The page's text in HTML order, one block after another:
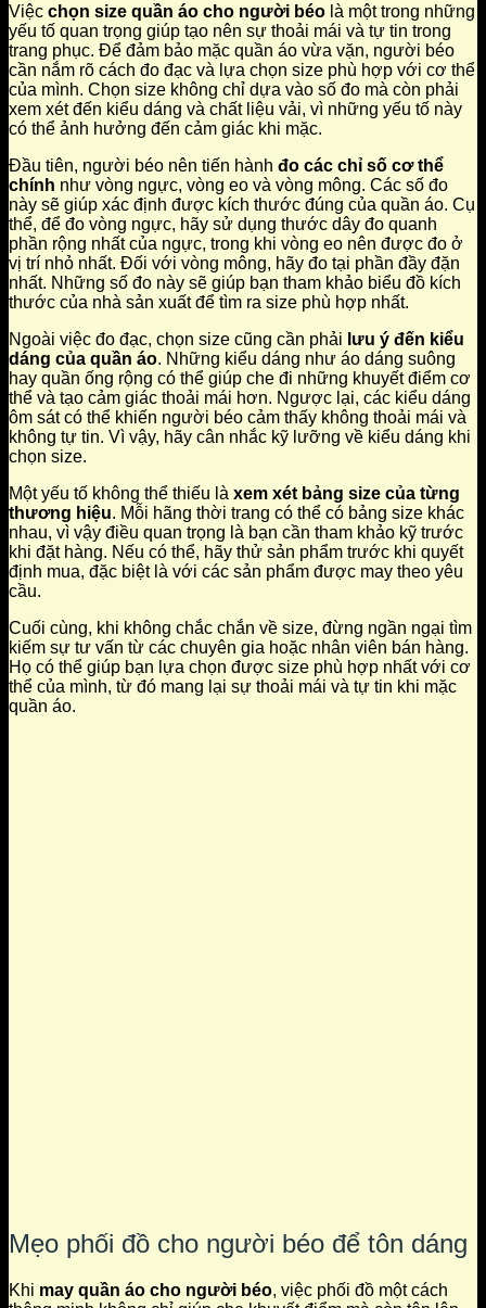
Việc chọn size quần áo cho người béo là một trong những
yếu tố quan trọng giúp tạo nên sự thoải mái và tự tin trong
trang phục. Để đảm bảo mặc quần áo vừa vặn, người béo
cần nắm rõ cách đo đạc và lựa chọn size phù hợp với cơ thể
của mình. Chọn size không chỉ dựa vào số đo mà còn phải
xem xét đến kiểu dáng và chất liệu vải, vì những yếu tố này
có thể ảnh hưởng đến cảm giác khi mặc.
Đầu tiên, người béo nên tiến hành đo các chỉ số cơ thể
chính như vòng ngực, vòng eo và vòng mông. Các số đo
này sẽ giúp xác định được kích thước đúng của quần áo. Cụ
thể, để đo vòng ngực, hãy sử dụng thước dây đo quanh
phần rộng nhất của ngực, trong khi vòng eo nên được đo ở
vị trí nhỏ nhất. Đối với vòng mông, hãy đo tại phần đầy đặn
nhất. Những số đo này sẽ giúp bạn tham khảo biểu đồ kích
thước của nhà sản xuất để tìm ra size phù hợp nhất.
Ngoài việc đo đạc, chọn size cũng cần phải lưu ý đến kiểu
dáng của quần áo. Những kiểu dáng như áo dáng suông
hay quần ống rộng có thể giúp che đi những khuyết điểm cơ
thể và tạo cảm giác thoải mái hơn. Ngược lại, các kiểu dáng
ôm sát có thể khiến người béo cảm thấy không thoải mái và
không tự tin. Vì vậy, hãy cân nhắc kỹ lưỡng về kiểu dáng khi
chọn size.
Một yếu tố không thể thiếu là xem xét bảng size của từng
thương hiệu. Mỗi hãng thời trang có thể có bảng size khác
nhau, vì vậy điều quan trọng là bạn cần tham khảo kỹ trước
khi đặt hàng. Nếu có thể, hãy thử sản phẩm trước khi quyết
định mua, đặc biệt là với các sản phẩm được may theo yêu
cầu.
Cuối cùng, khi không chắc chắn về size, đừng ngần ngại tìm
kiếm sự tư vấn từ các chuyên gia hoặc nhân viên bán hàng.
Họ có thể giúp bạn lựa chọn được size phù hợp nhất với cơ
thể của mình, từ đó mang lại sự thoải mái và tự tin khi mặc
quần áo.
Mẹo phối đồ cho người béo để tôn dáng
Khi may quần áo cho người béo, việc phối đồ một cách